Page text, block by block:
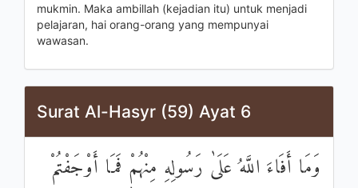
mukmin. Maka ambillah (kejadian itu) untuk menjadi
pelajaran, hai orang-orang yang mempunyai
wawasan.
Surat Al-Hasyr (59) Ayat 6
وَمَا أَفَاءَ اللَّهُ عَلَىٰ رَسُولِهِ مِنْهُمْ فَمَا أَوْجَفْتُمْ